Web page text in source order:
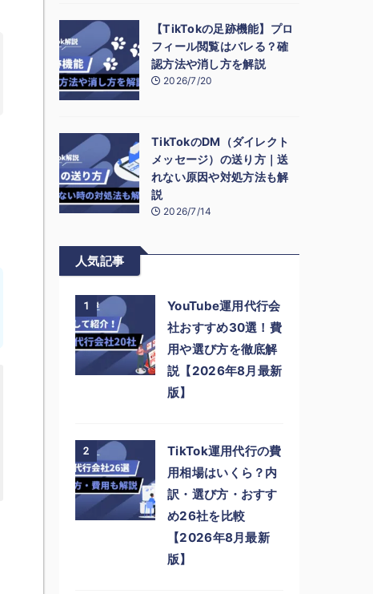
【TikTokの足跡機能】プロ
フィール閲覧はバレる？確
認方法や消し方を解説
2026/7/20
TikTokのDM（ダイレクト
メッセージ）の送り方｜送
れない原因や対処方法も解
説
2026/7/14
人気記事
1
YouTube運用代行会
社おすすめ30選！費
用や選び方を徹底解
説【2026年8月最新
版】
2
TikTok運用代行の費
用相場はいくら？内
訳・選び方・おすす
め26社を比較
【2026年8月最新
版】